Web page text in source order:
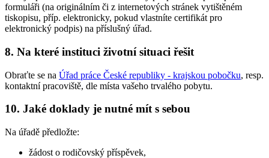
formuláři (na originálním či z internetových stránek vytištěném
tiskopisu, příp. elektronicky, pokud vlastníte certifikát pro
elektronický podpis) na příslušný úřad.
8. Na které instituci životní situaci řešit
Obraťte se na Úřad práce České republiky - krajskou pobočku, resp.
kontaktní pracoviště, dle místa vašeho trvalého pobytu.
10. Jaké doklady je nutné mít s sebou
Na úřadě předložte:
žádost o rodičovský příspěvek,